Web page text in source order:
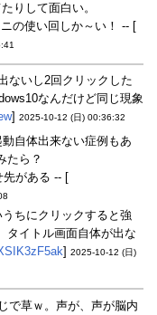
りして面白い。
の使い回しか～い！ -- [
ないし2回クリックした
なんだけど同じ現象
] 2025-10-12 (日) 00:36:32
自体出来ない症例もあ
たら？
先がある -- [
ちにクリックすると強
タイトル画面自体が出な
] 2025-10-12 (日)
で草ｗ。声が、声が脳内